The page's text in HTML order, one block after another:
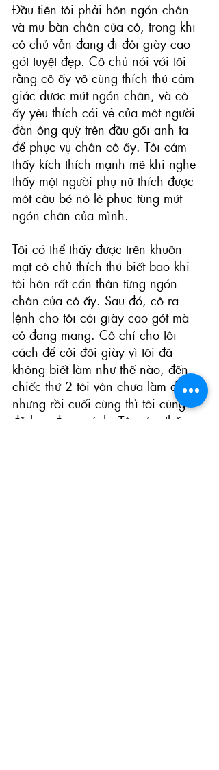
Đầu tiên tôi phải hôn ngón chân
và mu bàn chân của cô, trong khi
cô chủ vẫn đang đi đôi giày cao
gót tuyệt đẹp. Cô chủ nói với tôi
rằng cô ấy vô cùng thích thú cảm
giác được mút ngón chân, và cô
ấy yêu thích cái vẻ của một người
đàn ông quỳ trên đầu gối anh ta
để phục vụ chân cô ấy. Tôi cảm
thấy kích thích mạnh mẽ khi nghe
thấy một người phụ nữ thích được
một cậu bé nô lệ phục tùng mút
ngón chân của mình.
Tôi có thể thấy được trên khuôn
mặt cô chủ thích thú biết bao khi
tôi hôn rất cẩn thận từng ngón
chân của cô ấy. Sau đó, cô ra
lệnh cho tôi cởi giày cao gót mà
cô đang mang. Cô chỉ cho tôi
cách để cởi đôi giày vì tôi đã
không biết làm như thế nào, đến
chiếc thứ 2 tôi vẫn chưa làm được
nhưng rồi cuối cùng thì tôi cũng
đã học được cách. Tôi cảm thấy